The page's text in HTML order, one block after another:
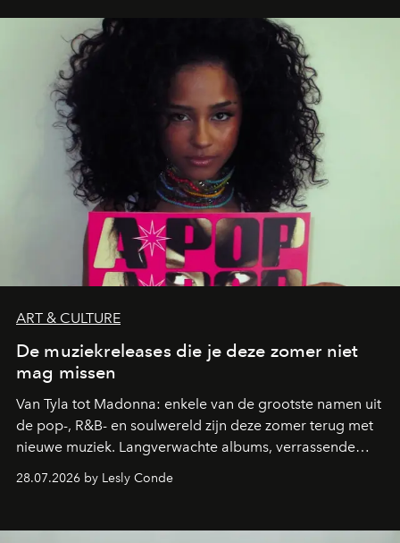
neerstrijkt in Saint-Tropez. Dit zijn de nieuwe adressen
die deze zomer de toon zetten, van lange lunches tot
zwoele nachten.
ART & CULTURE
De muziekreleases die je deze zomer niet
mag missen
Van Tyla tot Madonna: enkele van de grootste namen uit
de pop-, R&B- en soulwereld zijn deze zomer terug met
nieuwe muziek. Langverwachte albums, verrassende
de releases die je niet mag missen.
28.07.2026 by Lesly Conde